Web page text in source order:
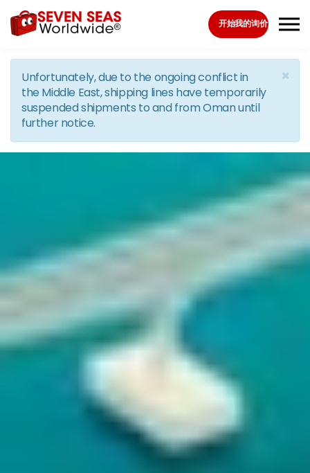
Skip to the content
开始我的询价
×
Unfortunately, due to the ongoing conflict in
the Middle East, shipping lines have temporarily
suspended shipments to and from Oman until
further notice.